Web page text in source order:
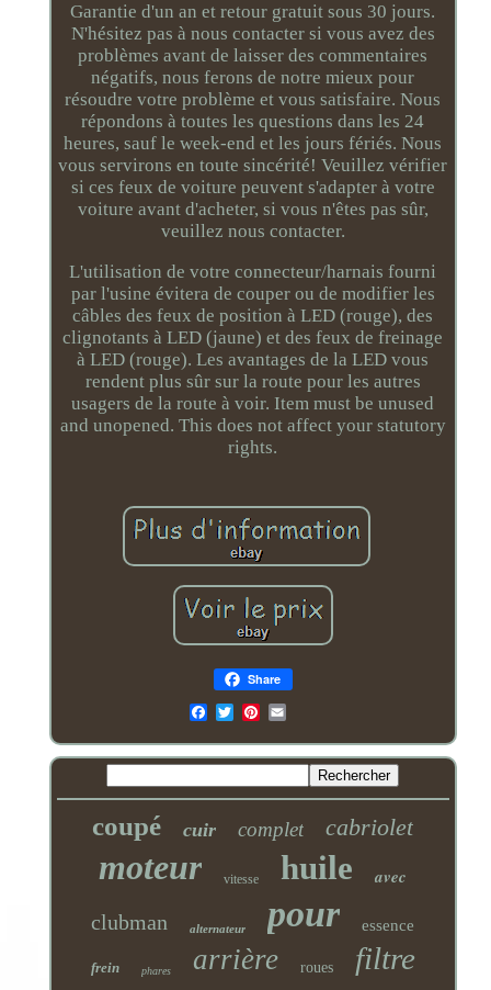
Garantie d'un an et retour gratuit sous 30 jours.
N'hésitez pas à nous contacter si vous avez des
problèmes avant de laisser des commentaires
négatifs, nous ferons de notre mieux pour
résoudre votre problème et vous satisfaire. Nous
répondons à toutes les questions dans les 24
heures, sauf le week-end et les jours fériés. Nous
vous servirons en toute sincérité! Veuillez vérifier
si ces feux de voiture peuvent s'adapter à votre
voiture avant d'acheter, si vous n'êtes pas sûr,
veuillez nous contacter.
L'utilisation de votre connecteur/harnais fourni
par l'usine évitera de couper ou de modifier les
câbles des feux de position à LED (rouge), des
clignotants à LED (jaune) et des feux de freinage
à LED (rouge). Les avantages de la LED vous
rendent plus sûr sur la route pour les autres
usagers de la route à voir. Item must be unused
and unopened. This does not affect your statutory
rights.
Share
Email
coupé cuir complet cabriolet
moteur vitesse huile avec
clubman alternateur pour essence
frein phares arrière roues filtre